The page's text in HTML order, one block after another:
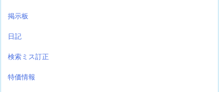
掲示板
日記
検索ミス訂正
特価情報